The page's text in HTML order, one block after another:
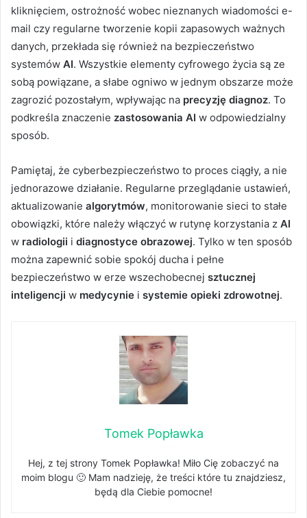
kliknięciem, ostrożność wobec nieznanych wiadomości e-
mail czy regularne tworzenie kopii zapasowych ważnych
danych, przekłada się również na bezpieczeństwo
systemów AI. Wszystkie elementy cyfrowego życia są ze
sobą powiązane, a słabe ogniwo w jednym obszarze może
zagrozić pozostałym, wpływając na precyzję diagnoz. To
podkreśla znaczenie zastosowania AI w odpowiedzialny
sposób.
Pamiętaj, że cyberbezpieczeństwo to proces ciągły, a nie
jednorazowe działanie. Regularne przeglądanie ustawień,
aktualizowanie algorytmów, monitorowanie sieci to stałe
obowiązki, które należy włączyć w rutynę korzystania z AI
w radiologii i diagnostyce obrazowej. Tylko w ten sposób
można zapewnić sobie spokój ducha i pełne
bezpieczeństwo w erze wszechobecnej sztucznej
inteligencji w medycynie i systemie opieki zdrowotnej.
Tomek Popławka
Hej, z tej strony Tomek Popławka! Miło Cię zobaczyć na
moim blogu 🙂 Mam nadzieję, że treści które tu znajdziesz,
będą dla Ciebie pomocne!